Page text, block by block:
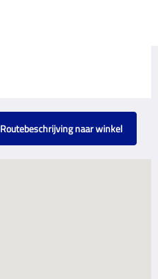
Routebeschrijving naar winkel